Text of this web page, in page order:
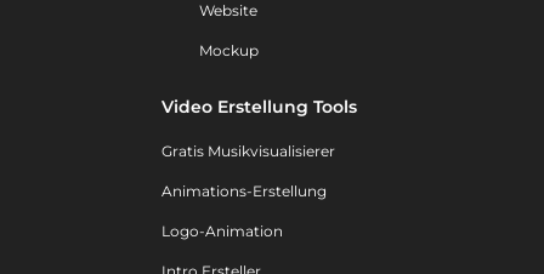
Website
Mockup
Video Erstellung Tools
Gratis Musikvisualisierer
Animations-Erstellung
Logo-Animation